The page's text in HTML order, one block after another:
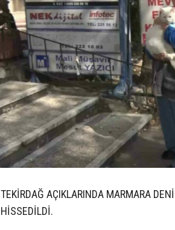
TEKİRDAĞ AÇIKLARINDA MARMARA
HİSSEDİLDİ.